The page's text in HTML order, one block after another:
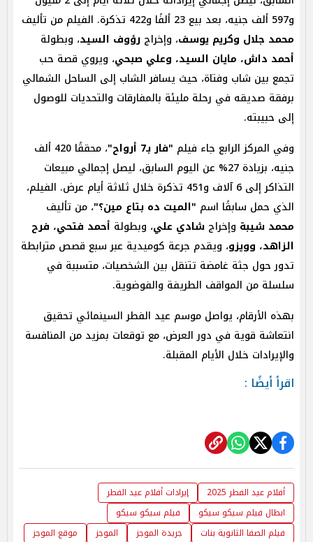
و597 ألف جنيه، بعد بيع 23 ألفًا و422 تذكرة. الفيلم من تأليف
محمد جلال وكريم يوسف، وإخراج رؤوف السيد، وبطولة
أحمد داش، مايان السيد، وعلي صبحي، ويروي قصة حب
تجمع بين شاب وفتاة، حيث يسافر الشاب إلى الساحل الشمالي
برفقة صديقه في رحلة مليئة بالمفارقات والتحديات للوصول
إلى حبيبته.
وفي المركز الرابع جاء فيلم "فار بـ7 أرواح"
، محققًا 420 ألف
جنيه، بزيادة 27% عن اليوم السابق، ليصل إجمالي مبيعات
التذاكر إلى 6 آلاف و451 تذكرة خلال ثلاثة أيام عرض. الفيلم،
الذي حمل سابقًا اسم "الميت ده بتاع مين؟"، من تأليف
محمد شيبة وإخراج شادي علي، وبطولة أحمد فتحي، فرح
الزاهد، وويزو، ويقدم جرعة كوميدية عبر سبع قصص مترابطة
تدور حول جثة غامضة تتنقل بين الشخصيات، متسببة في
سلسلة من المواقف الطريفة والفوضوية.
بهذه الأرقام، يواصل موسم عيد الفطر السينمائي تحقيق
انتعاشة قوية في دور العرض، مع توقعات بمزيد من المنافسة
والإيرادات خلال الأيام المقبلة.
اقرأ أيضًا :
أفلام عيد الفطر 2025
إيرادات أفلام عيد الفطر
ابطال فيلم سيكو سيكو
فيلم سيكو سيكو
فيلم الصفا الثانوية بنات
جريدة الموجز الموجز موقع الموجز